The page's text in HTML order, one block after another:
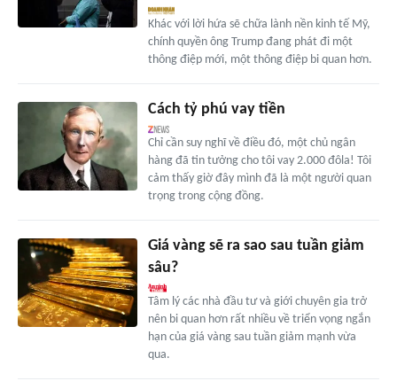
Khác với lời hứa sẽ chữa lành nền kinh tế Mỹ,
chính quyền ông Trump đang phát đi một
thông điệp mới, một thông điệp bi quan hơn.
Cách tỷ phú vay tiền
Chỉ cần suy nghĩ về điều đó, một chủ ngân
hàng đã tin tưởng cho tôi vay 2.000 đôla! Tôi
cảm thấy giờ đây mình đã là một người quan
trọng trong cộng đồng.
Giá vàng sẽ ra sao sau tuần giảm
sâu?
Tâm lý các nhà đầu tư và giới chuyên gia trở
nên bi quan hơn rất nhiều về triển vọng ngắn
hạn của giá vàng sau tuần giảm mạnh vừa
qua.